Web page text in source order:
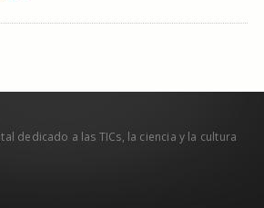
dedicado a las TICs, la ciencia y la cultura